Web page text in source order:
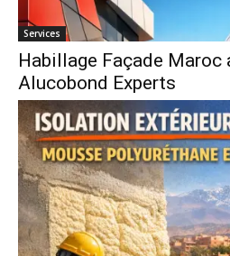
Services
Habillage Façade Maroc
Alucobond Experts